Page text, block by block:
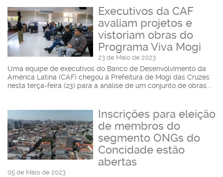
Executivos da CAF
avaliam projetos e
vistoriam obras do
Programa Viva Mogi
23 de Maio de 2023
Uma equipe de executivos do Banco de Desenvolvimento da
América Latina (CAF) chegou à Prefeitura de Mogi das Cruzes
nesta terça-feira (23) para a análise de um conjunto de obras...
Inscrições para eleição
de membros do
segmento ONGs do
Concidade estão
abertas
05 de Maio de 2023